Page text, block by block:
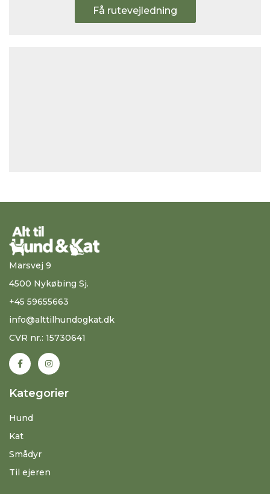
Få rutevejledning
Marsvej 9
4500 Nykøbing Sj.
+45 59655663
info@alttilhundogkat.dk
CVR nr.: 15730641
Kategorier
Hund
Kat
Smådyr
Til ejeren